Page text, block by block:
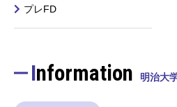
プレFD
Information 明治大